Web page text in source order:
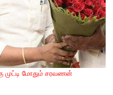
முட்டி மோதும் சரவணன்